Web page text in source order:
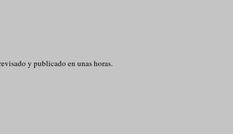
y publicado en unas horas.